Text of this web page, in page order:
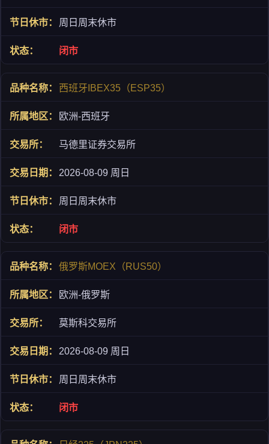
周日周末休市
闭市
西班牙IBEX35（ESP35）
欧洲-西班牙
马德里证券交易所
2026-08-09 周日
周日周末休市
闭市
俄罗斯MOEX（RUS50）
欧洲-俄罗斯
莫斯科交易所
2026-08-09 周日
周日周末休市
闭市